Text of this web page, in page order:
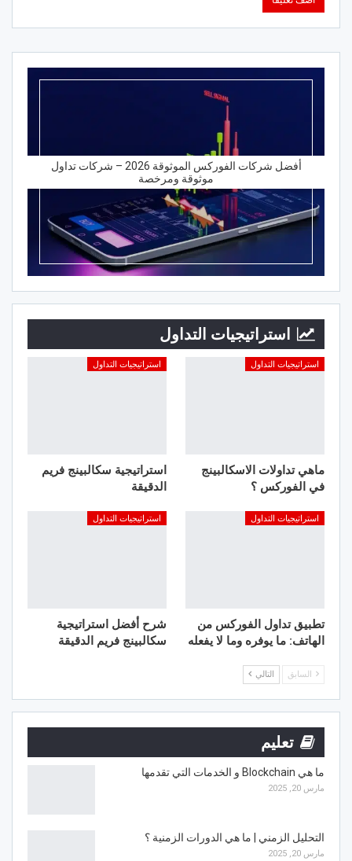
أفضل شركات الفوركس الموثوقة 2026 – شركات تداول
موثوقة ومرخصة
استراتيجيات التداول
استراتيجيات التداول
ماهي تداولات الاسكالبينج
في الفوركس ؟
استراتيجيات التداول
استراتيجية سكالبينج فريم
الدقيقة
استراتيجيات التداول
تطبيق تداول الفوركس من
الهاتف: ما يوفره وما لا يفعله
استراتيجيات التداول
شرح أفضل استراتيجية
سكالبينج فريم الدقيقة
السابق التالي
تعليم
ما هي Blockchain و الخدمات التي تقدمها
مارس 20, 2025
التحليل الزمني | ما هي الدورات الزمنية ؟
مارس 20, 2025